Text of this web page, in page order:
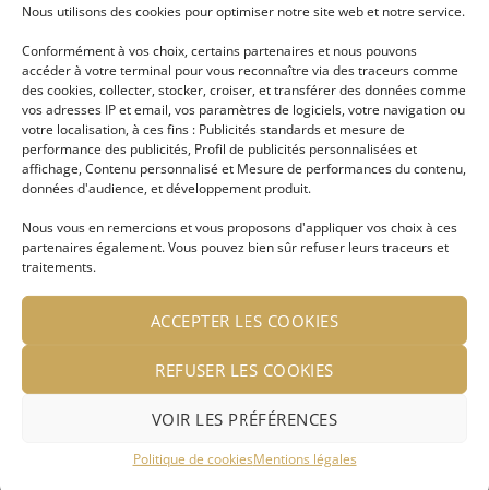
Nous utilisons des cookies pour optimiser notre site web et notre service.
Conformément à vos choix, certains partenaires et nous pouvons
accéder à votre terminal pour vous reconnaître via des traceurs comme
des cookies, collecter, stocker, croiser, et transférer des données comme
vos adresses IP et email, vos paramètres de logiciels, votre navigation ou
votre localisation, à ces fins : Publicités standards et mesure de
performance des publicités, Profil de publicités personnalisées et
affichage, Contenu personnalisé et Mesure de performances du contenu,
données d'audience, et développement produit.
Nous vous en remercions et vous proposons d'appliquer vos choix à ces
partenaires également. Vous pouvez bien sûr refuser leurs traceurs et
traitements.
ACCEPTER LES COOKIES
REFUSER LES COOKIES
VOIR LES PRÉFÉRENCES
Politique de cookiesMentions légales
Seuls les clients connectés ayant acheté ce
produit ont la possibilité de laisser un avis.
VOUS AIMEREZ PEUT-ÊTRE AUSSI…
Ajouter
à ma
liste
d'envies
-50%
liste